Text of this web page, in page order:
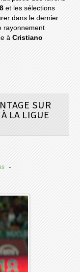
et les sélections
dans le dernier
rayonnement
àCristiano
SUR
LA LIGUE